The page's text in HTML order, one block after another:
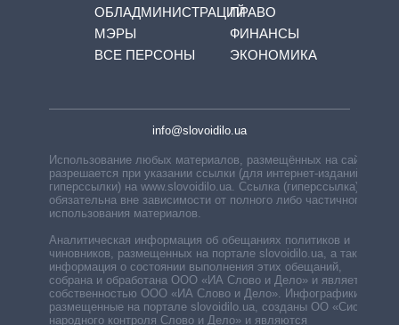
ОБЛАДМИНИСТРАЦИЙ
МЭРЫ
ВСЕ ПЕРСОНЫ
ПРАВО
ФИНАНСЫ
ЭКОНОМИКА
info@slovoidilo.ua
Использование любых материалов, размещённых на сайте,
разрешается при указании ссылки (для интернет-изданий —
гиперссылки) на www.slovoidilo.ua. Ссылка (гиперссылка)
обязательна вне зависимости от полного либо частичного
использования материалов.
Аналитическая информация об обещаниях политиков и
чиновников, размещенных на портале slovoidilo.ua, а также
информация о состоянии выполнения этих обещаний,
собрана и обработана ООО «ИА Слово и Дело» и является
собственностью ООО «ИА Слово и Дело». Инфографики,
размещенные на портале slovoidilo.ua, созданы ОО «Система
народного контроля Слово и Дело» и являются